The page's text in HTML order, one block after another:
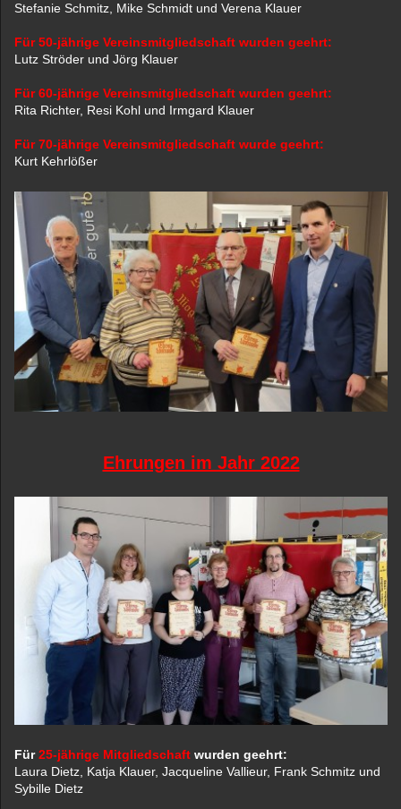
Stefanie Schmitz, Mike Schmidt und Verena Klauer
Für 50-jährige Vereinsmitgliedschaft wurden geehrt:
Lutz Ströder und Jörg Klauer
Für 60-jährige Vereinsmitgliedschaft wurden geehrt:
Rita Richter, Resi Kohl und Irmgard Klauer
Für 70-jährige Vereinsmitgliedschaft wurde geehrt:
Kurt Kehrlößer
Ehrungen im Jahr 2022
Für 25-jährige Mitgliedschaft wurden geehrt:
Laura Dietz, Katja Klauer, Jacqueline Vallieur, Frank Schmitz und
Sybille Dietz